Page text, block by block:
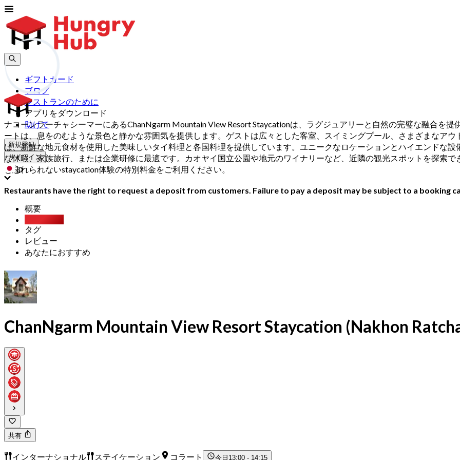
ギフトカード
ブログ
レストランのために
アプリをダウンロード
助けて
新規登録
サインイン
jp
ナコーンラーチャシーマーにあるChanNgarm Mountain View Resort Staycationは、ラグジュアリーと自然の完璧な融合を
ートは、息をのむような景色と静かな雰囲気を提供します。ゲストは広々とした客室、スイミングプール、さまざまなア
は、新鮮な地元食材を使用した美味しいタイ料理と各国料理を提供しています。ユニークなロケーションとハイエンドな
な休暇、家族旅行、または企業研修に最適です。カオヤイ国立公園や地元のワイナリーなど、近隣の観光スポットを探索
と忘れられないstaycation体験の特別料金をご利用ください。
Restaurants have the right to request a deposit from customers. Failure to pay a deposit may be subject to a booking
概要
タグ
レビュー
あなたにおすすめ
ChanNgarm Mountain View Resort Staycation (Nakhon
共有
インターナショナル ステイケーション コラート 今日 13:00 - 14:15